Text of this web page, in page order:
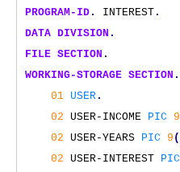
PROGRAM-ID . INTEREST .
DATA DIVISION .
FILE SECTION .
WORKING-STORAGE SECTION .
01 USER .
02 USER-INCOME PIC 9
02 USER-YEARS PIC 9 (
02 USER-INTEREST PIC